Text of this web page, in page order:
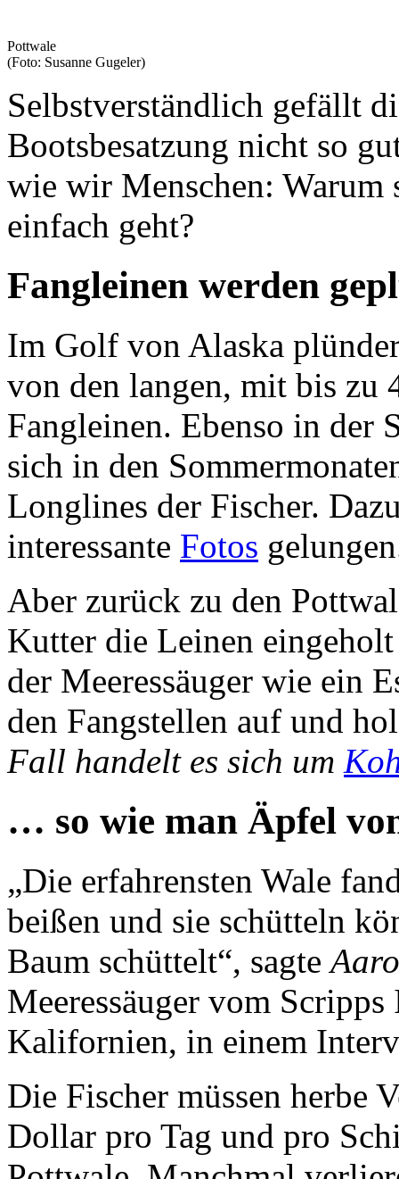
Pottwale
(Foto: Susanne Gugeler)
Selbstverständlich gefällt
Bootsbesatzung nicht so
wie wir Menschen: Warum
einfach geht?
Fangleinen werden
Im Golf von Alaska
von den langen, mit bis zu
Fangleinen. Ebenso in der
sich in den
Longlines der Fischer.
interessante Fotos
Aber zurück zu den
Kutter die Leinen
der Meeressäuger wie ein
den Fangstellen auf und
Fall handelt es sich um
… so wie man Äpfel
„Die erfahrensten Wale
beißen und sie schütteln
Baum schüttelt“, sagte
Meeressäuger vom
Kalifornien, in einem
Die Fischer müssen herbe
Dollar pro Tag und pro